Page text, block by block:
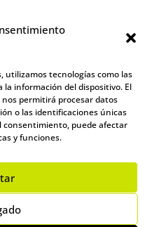
utilizamos tecnologías como las
la información del dispositivo. El
permitirá procesar datos
o las identificaciones únicas
puede afectar
y funciones.